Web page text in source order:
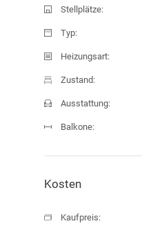
Objekt-ID: H26118
Stellplätze:
Typ:
Heizungsart:
Zustand:
Ausstattung:
Balkone:
Kosten
Kaufpreis: